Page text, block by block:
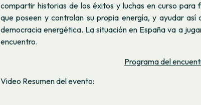
compartir historias de los éxitos y luchas en curso
que poseen y controlan su propia energía, y ayudar así
democracia energética. La situación en España va a
encuentro.
Programa del
Video Resumen del evento: